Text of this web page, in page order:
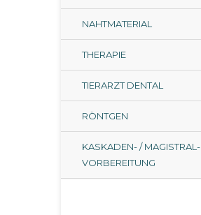
NAHTMATERIAL
THERAPIE
TIERARZT DENTAL
RÖNTGEN
KASKADEN- / MAGISTRAL-
VORBEREITUNG